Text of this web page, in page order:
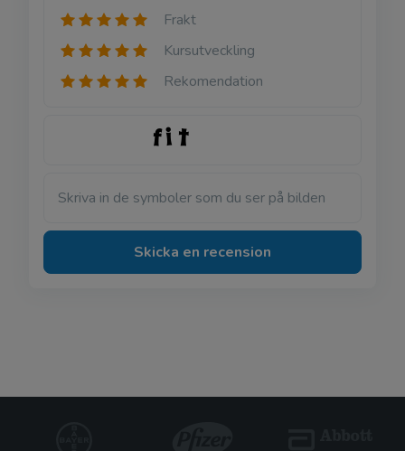
Frakt
Kursutveckling
Rekomendation
Skriva in de symboler som du ser på bilden
Skicka en recension